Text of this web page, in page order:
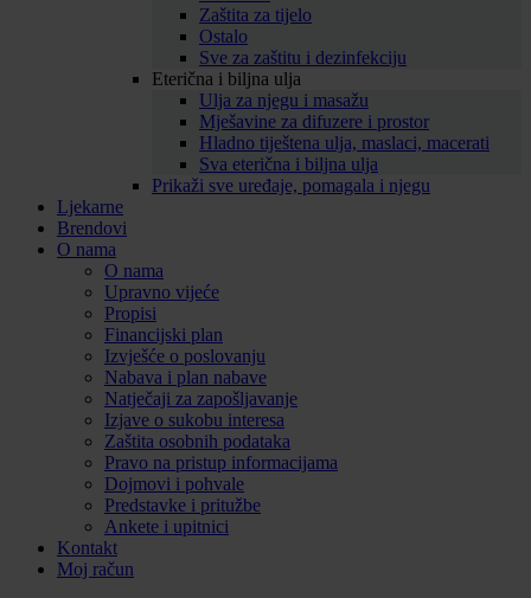
Zaštita za tijelo
Ostalo
Sve za zaštitu i dezinfekciju
Eterična i biljna ulja
Ulja za njegu i masažu
Mješavine za difuzere i prostor
Hladno tiještena ulja, maslaci, macerati
Sva eterična i biljna ulja
Prikaži sve uređaje, pomagala i njegu
Ljekarne
Brendovi
O nama
O nama
Upravno vijeće
Propisi
Financijski plan
Izvješće o poslovanju
Nabava i plan nabave
Natječaji za zapošljavanje
Izjave o sukobu interesa
Zaštita osobnih podataka
Pravo na pristup informacijama
Dojmovi i pohvale
Predstavke i pritužbe
Ankete i upitnici
Kontakt
Moj račun